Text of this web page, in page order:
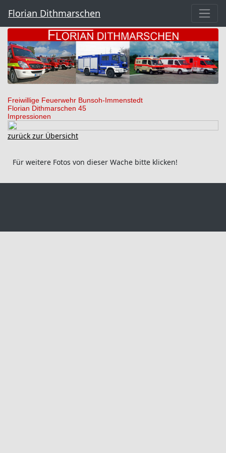
Florian Dithmarschen
Freiwillige Feuerwehr Bunsoh-Immenstedt
Florian Dithmarschen 45
Impressionen
zurück zur Übersicht
Für weitere Fotos von dieser Wache bitte klicken!